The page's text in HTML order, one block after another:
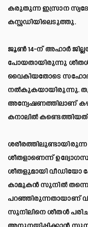
കരുതുന്ന ഇസ്രാന
കസ്റ്റഡിയിലെടുത്തു.
ജൂൺ 14-ന് അഹാർ
പോയതായിരുന്നു
വൈകിയതോടെ
നൽകുകയായിരുന്നു.
അന്വേഷണത്തിലാണ്
കനാലിൽ‌
ശരീരത്തിലുണ്ടായിരുന്ന
ശീതളാണെന്ന്
ശീതളുമായി വീഡിയോ
കാമുകൻ സുനിൽ തന്നെ
പറഞ്ഞിരുന്നതായാണ്
സുനിലിനെ ശീതൾ